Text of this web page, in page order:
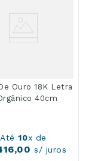
Ouro 18K Letra
40cm
Até10x de
,00 s/ juros